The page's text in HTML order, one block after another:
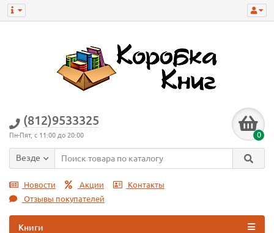
(812)9533325
Пн-Пят, с 11:00 до 20:00 0
Везде
Новости Акции
Контакты
Отзывы покупателей
Книги